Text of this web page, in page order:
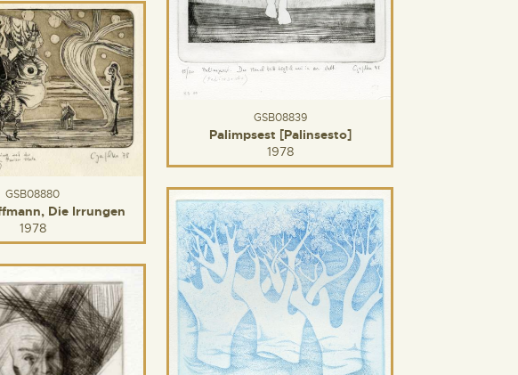
GSB08839
Palimpsest [Palinsesto]
1978
GSB08880
Die Irrungen
1978